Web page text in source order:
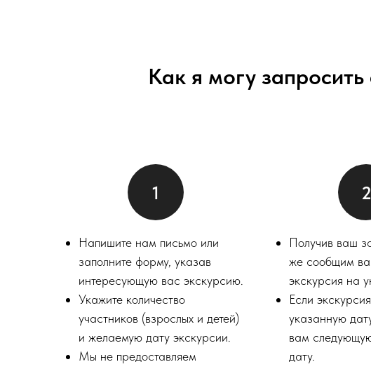
Как я могу
Напишите нам письмо или
заполните форму, указав
интересующую вас экскурсию.
Укажите количество
участников (взрослых и детей)
и желаемую дату экскурсии.
Мы не предоставляем
Получив ваш
же сообщим
экскурсия на
Если
указанную
вам
дату.